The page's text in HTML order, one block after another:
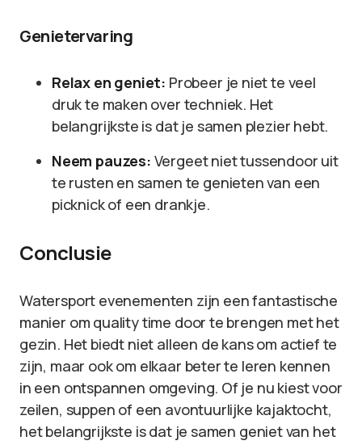
Genietervaring
Relax en geniet: Probeer je niet te veel
druk te maken over techniek. Het
belangrijkste is dat je samen plezier hebt.
Neem pauzes: Vergeet niet tussendoor uit
te rusten en samen te genieten van een
picknick of een drankje.
Conclusie
Watersport evenementen zijn een fantastische
manier om quality time door te brengen met het
gezin. Het biedt niet alleen de kans om actief te
zijn, maar ook om elkaar beter te leren kennen
in een ontspannen omgeving. Of je nu kiest voor
zeilen, suppen of een avontuurlijke kajaktocht,
het belangrijkste is dat je samen geniet van het